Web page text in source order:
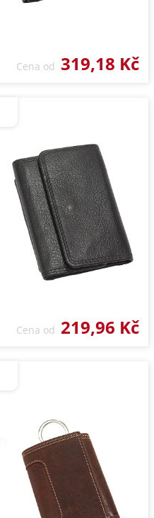
Cena od 319,18 Kč
Cena od 219,96 Kč